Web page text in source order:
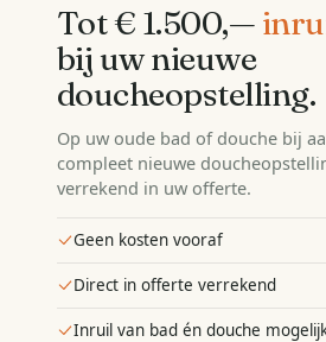
Tot € 1.500,—
bij uw nieuwe
doucheopstelling.
Op uw oude bad of douche bij
compleet nieuwe
verrekend in uw offerte.
Geen kosten vooraf
Direct in offerte verrekend
Inruil van bad én douche